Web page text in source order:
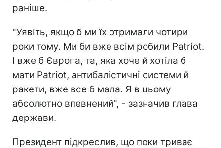
раніше.
"Уявіть, якщо б ми їх отримали чотири
роки тому. Ми би вже всім робили Patriot.
І вже б Європа, та, яка хоче й хотіла б
мати Patriot, антибалістичні системи й
ракети, вже все б мала. Я в цьому
абсолютно впевнений", - зазначив глава
держави.
Президент підкреслив, що поки триває